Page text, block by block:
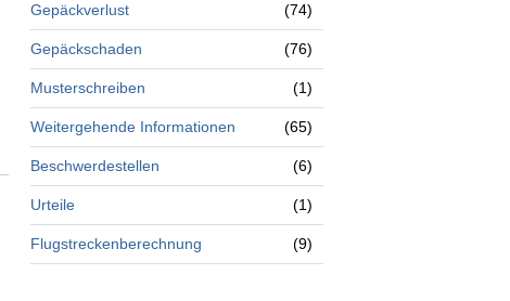
Gepäckverlust (74)
Gepäckschaden (76)
Musterschreiben (1)
Weitergehende Informationen (65)
Beschwerdestellen (6)
Urteile (1)
Flugstreckenberechnung (9)